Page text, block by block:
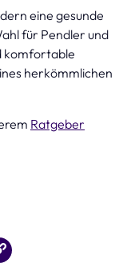
eine gesunde
für Pendler und
komfortable
herkömmlichen
Ratgeber